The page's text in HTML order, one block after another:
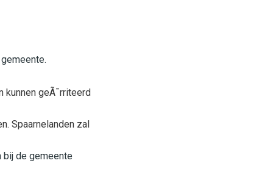
kunnen geÃ¯rriteerd
Spaarnelanden zal
bij de gemeente